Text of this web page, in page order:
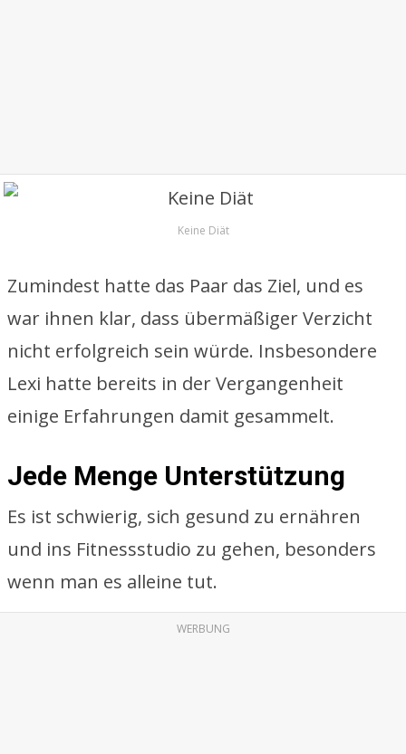
Keine Diät
Zumindest hatte das Paar das Ziel, und es
war ihnen klar, dass übermäßiger Verzicht
nicht erfolgreich sein würde. Insbesondere
Lexi hatte bereits in der Vergangenheit
einige Erfahrungen damit gesammelt.
Jede Menge Unterstützung
Es ist schwierig, sich gesund zu ernähren
und ins Fitnessstudio zu gehen, besonders
wenn man es alleine tut.
WERBUNG